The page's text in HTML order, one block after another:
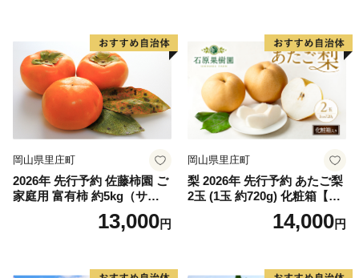
岡山県里庄町
2026年 先行予約 佐藤柿園 ご
家庭用 富有柿 約5kg（サイズ
おまかせ） 柿 かき カキ 果物
くだもの フルーツ 期間限定
13,000円
岡山県里庄町
梨 2026年 先行予約 あたご梨
2玉 (1玉 約720g) 化粧箱【11
月下旬～12月中旬頃発送】
ナシ なし 岡山県産 国産 フル
14,000円